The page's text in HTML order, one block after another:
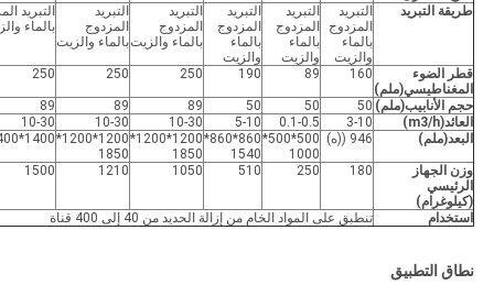
طريقة التبريد
التبريد
المزدوج
بالماء
والزيت
التبريد
المزدوج
بالماء
والزيت
التبريد
المزدوج
بالماء
والزيت
التبريد
المزدوج
بالماء والزيت
التبريد
المزدوج
بالماء والزيت
التبريد
بالماء
قطر الضوء
المغناطيسي(ملم)
160
89
190
250
250
250
حجم الأنابيب(ملم) 50
50
50
89
89
89
العائد(m3/h)
3-10
0.1-0.5
5-10
10-30
10-30
10-30
البعد(ملم) 946 ((ه)
500*500*
1000
860*860*
1540
1200*1200*
1850
1200*1200*
1850
1400*1400*1850
وزن الجهاز
الرئيسي
(كيلوغرام)
180
250
510
1050
1210
1500
استخدام تنطبق على المواد الخام من إزالة الحديد من 40 إلى 400 قناة
نطاق التطبيق